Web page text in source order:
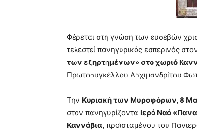
Φέρεται στη γνώση των ευσεβών
τελεστεί πανηγυρικός εσπερινός
των εξηρτημένων» στο χωριό
Πρωτοσυγκέλλου Αρχιμανδρίτου
Την Κυριακή των Μυροφόρων, 8
στον πανηγυρίζοντα Ιερό Ναό
Καννάβια, προϊσταμένου του